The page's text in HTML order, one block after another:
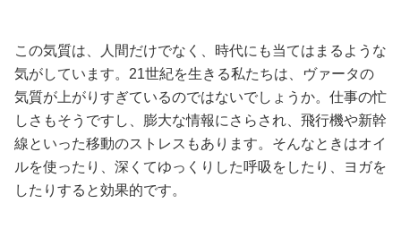
この気質は、人間だけでなく、時代にも当てはまるような
気がしています。21世紀を生きる私たちは、ヴァータの
気質が上がりすぎているのではないでしょうか。仕事の忙
しさもそうですし、膨大な情報にさらされ、飛行機や新幹
線といった移動のストレスもあります。そんなときはオイ
ルを使ったり、深くてゆっくりした呼吸をしたり、ヨガを
したりすると効果的です。